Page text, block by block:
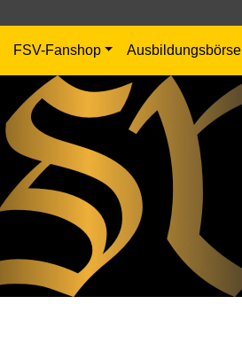
FSV-Fanshop Ausbildungsbörse